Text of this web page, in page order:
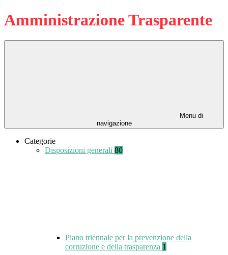
Amministrazione Trasparente
Menu di
navigazione
Categorie
Disposizioni generali 80
Piano triennale per la prevenzione della
corruzione e della trasparenza 1